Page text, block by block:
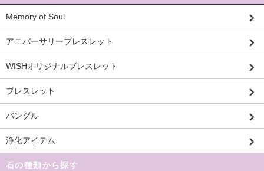
Memory of Soul
アニバーサリーブレスレット
WISHオリジナルブレスレット
ブレスレット
バングル
浄化アイテム
石の種類から探す